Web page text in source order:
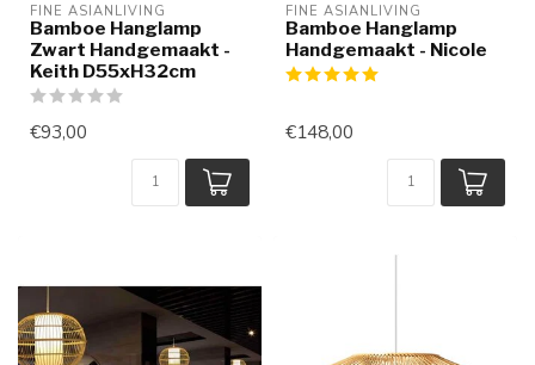
FINE ASIANLIVING
Bamboe Hanglamp
Zwart Handgemaakt -
Keith D55xH32cm
€93,00
FINE ASIANLIVING
Bamboe Hanglamp
Handgemaakt - Nicole
€148,00